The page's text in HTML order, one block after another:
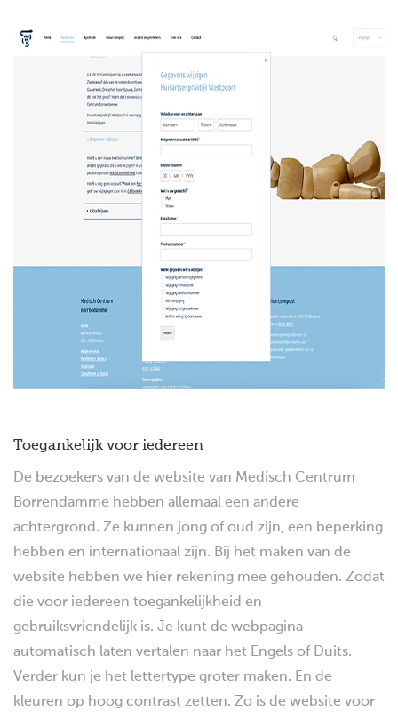
Toegankelijk voor iedereen
De bezoekers van de website van Medisch Centrum
Borrendamme hebben allemaal een andere
achtergrond. Ze kunnen jong of oud zijn, een beperking
hebben en internationaal zijn. Bij het maken van de
website hebben we hier rekening mee gehouden. Zodat
die voor iedereen toegankelijkheid en
gebruiksvriendelijk is. Je kunt de webpagina
automatisch laten vertalen naar het Engels of Duits.
Verder kun je het lettertype groter maken. En de
kleuren op hoog contrast zetten. Zo is de website voor